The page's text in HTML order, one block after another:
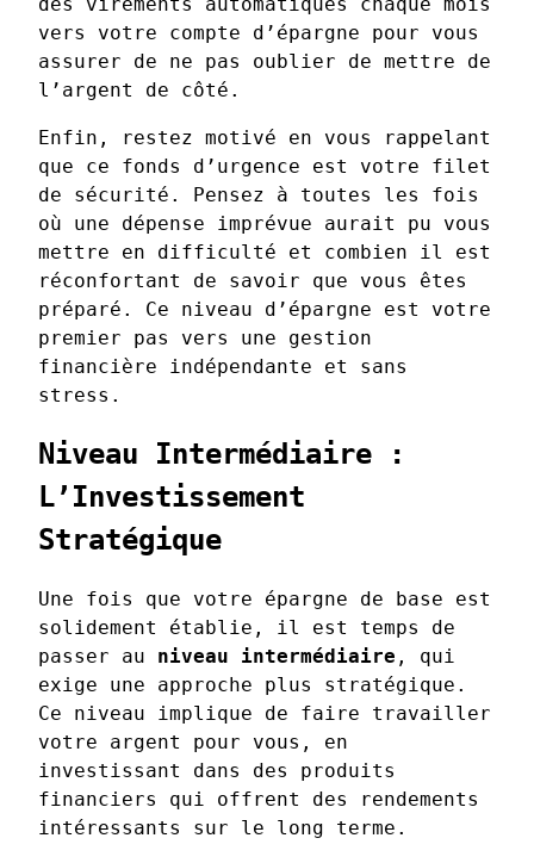
vers votre compte d’épargne pour vous
assurer de ne pas oublier de mettre de
l’argent de côté.
Enfin, restez motivé en vous rappelant
que ce fonds d’urgence est votre filet
de sécurité. Pensez à toutes les fois
où une dépense imprévue aurait pu vous
mettre en difficulté et combien il est
réconfortant de savoir que vous êtes
préparé. Ce niveau d’épargne est votre
premier pas vers une gestion
financière indépendante et sans
stress.
Niveau Intermédiaire :
L’Investissement
Stratégique
Une fois que votre épargne de base est
solidement établie, il est temps de
passer au niveau intermédiaire , qui
exige une approche plus stratégique.
Ce niveau implique de faire travailler
votre argent pour vous, en
investissant dans des produits
financiers qui offrent des rendements
intéressants sur le long terme.